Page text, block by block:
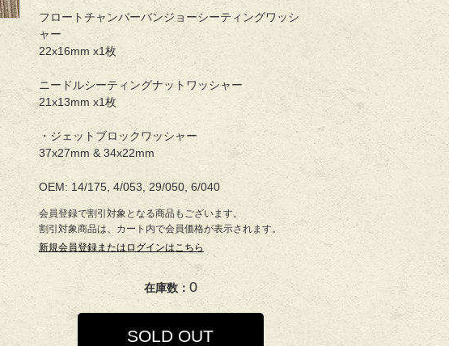
フロートチャンバーバンジョーシーティングワッシ
ャー
22x16mm x1枚
ニードルシーティングナットワッシャー
21x13mm x1枚
・ジェットブロックワッシャー
37x27mm & 34x22mm
OEM: 14/175, 4/053, 29/050, 6/040
会員登録で割引対象となる商品もございます。
割引対象商品は、カート内で会員価格が表示されます。
新規会員登録またはログインはこちら
在庫数： 0
SOLD OUT